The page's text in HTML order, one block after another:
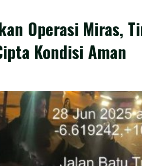
Operasi Miras,
Kondisi Aman